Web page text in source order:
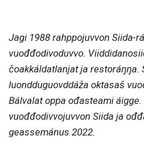
Jagi 1988 rahppojuvvon Siida-
vuođđodivoduvvo.
čoakkáldatlanjat ja restoráŋŋa.
luondduguovddáža oktasaš
Bálvalat oppa ođasteami
vuođđodivvojuvvon Siida ja
geassemánus 2022.